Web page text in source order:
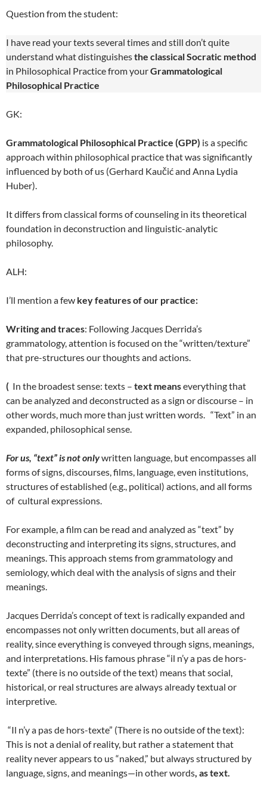
Question from the student:
I have read your texts several times and still don’t quite
understand what distinguishesthe classical Socratic method
in Philosophical Practice from yourGrammatological
Philosophical Practice
GK:
Grammatological Philosophical Practice (GPP) is a specific
approach within philosophical practice that was significantly
influenced by both of us (Gerhard Kaučić and Anna Lydia
Huber).
It differs from classical forms of counseling in its theoretical
foundation in deconstruction and linguistic-analytic
philosophy.
ALH:
I’ll mention a few key features of our practice:
Writing and traces: Following Jacques Derrida’s
grammatology, attention is focused on the “written/texture”
that pre-structures our thoughts and actions.
( In the broadest sense: texts – text meanseverything that
can be analyzed and deconstructed as a sign or discourse – in
other words, much more than just written words. “Text” in an
expanded, philosophical sense.
For us, “text” is not onlywritten language, but encompasses all
forms of signs, discourses, films, language, even institutions,
structures of established (e.g., political) actions, and all forms
of cultural expressions.
For example, a film can be read and analyzed as “text” by
deconstructing and interpreting its signs, structures, and
meanings. This approach stems from grammatology and
semiology, which deal with the analysis of signs and their
meanings.
Jacques Derrida’s concept of text is radically expanded and
encompasses not only written documents, but all areas of
reality, since everything is conveyed through signs, meanings,
and interpretations. His famous phrase “il n’y a pas de hors-
texte” (there is no outside of the text) means that social,
historical, or real structures are always already textual or
interpretive.
“Il n’y a pas de hors-texte” (There is no outside of the text):
This is not a denial of reality, but rather a statement that
reality never appears to us “naked,” but always structured by
language, signs, and meanings—in other words, as text.